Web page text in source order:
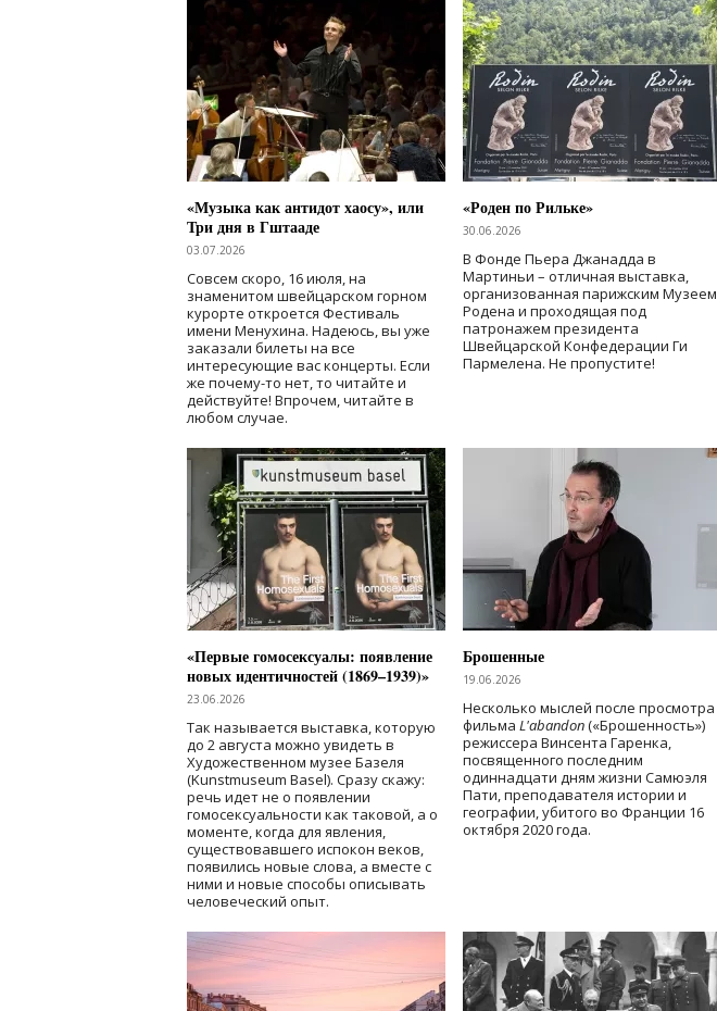
«Музыка как антидот хаосу», или
Три дня в Гштааде
03.07.2026
Совсем скоро, 16 июля, на
знаменитом швейцарском горном
курорте откроется Фестиваль
имени Менухина. Надеюсь, вы уже
заказали билеты на все
интересующие вас концерты. Если
же почему-то нет, то читайте и
действуйте! Впрочем, читайте в
любом случае.
«Роден по Рильке»
30.06.2026
В Фонде Пьера Джанадда в
Мартиньи – отличная выставка,
организованная парижским Музеем
Родена и проходящая под
патронажем президента
Швейцарской Конфедерации Ги
Пармелена. Не пропустите!
«Первые гомосексуалы: появление
новых идентичностей (1869–1939)»
23.06.2026
Так называется выставка, которую
до 2 августа можно увидеть в
Художественном музее Базеля
(Kunstmuseum Basel). Сразу скажу:
речь идет не о появлении
гомосексуальности как таковой, а о
моменте, когда для явления,
существовавшего испокон веков,
появились новые слова, а вместе с
ними и новые способы описывать
человеческий опыт.
Брошенные
19.06.2026
Несколько мыслей после просмотра
фильма L'abandon(«Брошенность»)
режиссера Винсента Гаренка,
посвященного последним
одиннадцати дням жизни Самюэля
Пати, преподавателя истории и
географии, убитого во Франции 16
октября 2020 года.